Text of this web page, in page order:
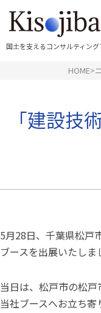
国土を支えるコンサルティング
HOME>
「建設技
5月28日、千葉県松戸
ブースを出展いたしま
当日は、松戸市の松
当社ブースへお立ち寄